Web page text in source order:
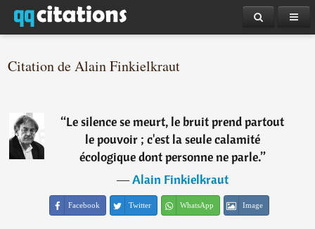
Citation de Alain Finkielkraut
“Le silence se meurt, le bruit prend partout
le pouvoir ; c'est la seule calamité
écologique dont personne ne parle.”
―Alain Finkielkraut
Facebook Twitter WhatsApp Image